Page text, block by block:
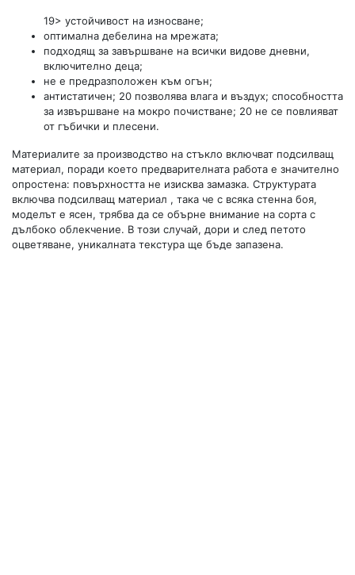
19> устойчивост на износване;
оптимална дебелина на мрежата;
подходящ за завършване на всички видове дневни,
включително деца;
не е предразположен към огън;
антистатичен; 20 позволява влага и въздух; способността
за извършване на мокро почистване; 20 не се повлияват
от гъбички и плесени.
Материалите за производство на стъкло включват подсилващ
материал, поради което предварителната работа е значително
опростена: повърхността не изисква замазка. Структурата
включва подсилващ материал , така че с всяка стенна боя,
моделът е ясен, трябва да се обърне внимание на сорта с
дълбоко облекчение. В този случай, дори и след петото
оцветяване, уникалната текстура ще бъде запазена.